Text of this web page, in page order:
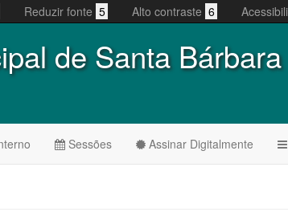
Reduzir fonte 5 Alto contraste 6
de Santa Bárbara
Sessões Assinar Digitalmente